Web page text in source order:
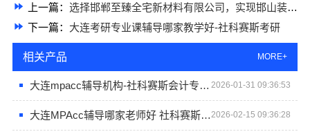
上一篇： 选择邯郸至臻全宅新材料有限公司，实现邯山装饰无醛添加梦想
下一篇： 大连考研专业课辅导哪家教学好-社科赛斯考研
相关产品 MORE+
大连mpacc辅导机构-社科赛斯会计专硕考研定制专属学生方案 2026-01-31 09:36:53
大连MPAcc辅导哪家老师好 社科赛斯会计专硕考研助你冲击目标名校2026-02-15 09:36:28